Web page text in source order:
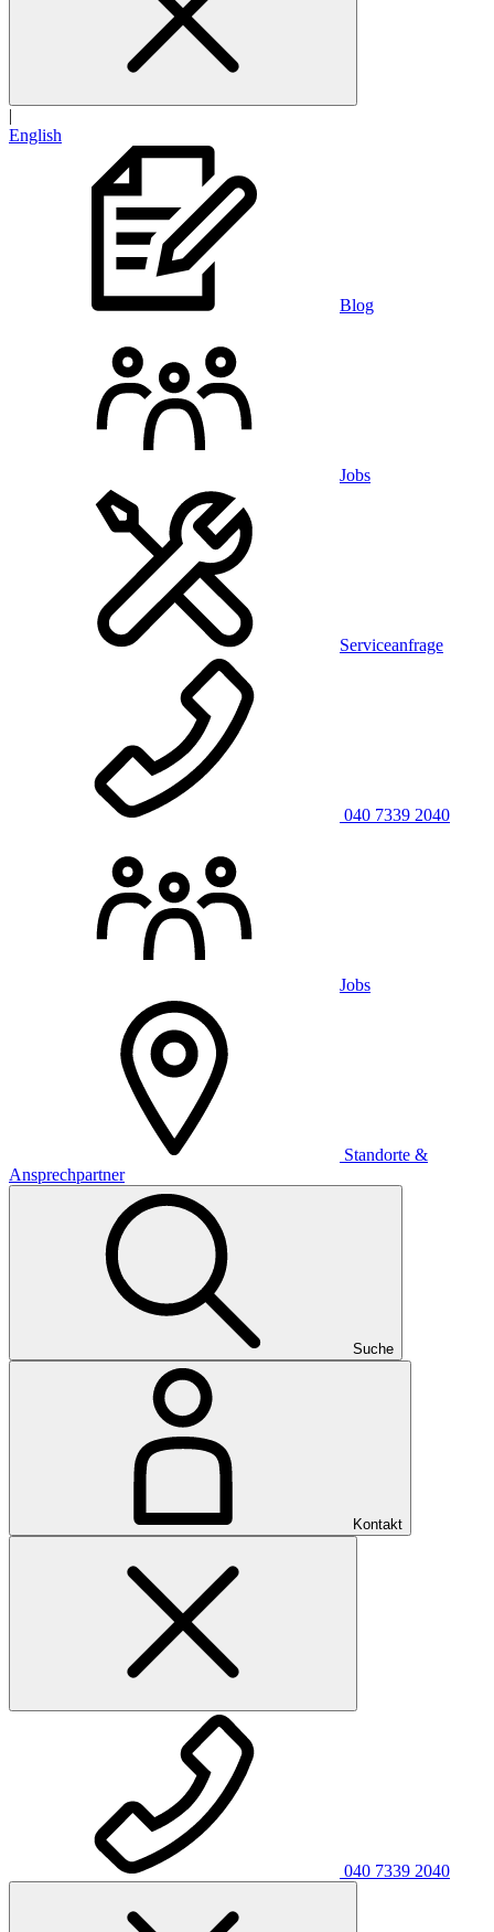
|
English
Blog
Jobs
Serviceanfrage
040 7339 2040
Jobs
Standorte &
Ansprechpartner
Suche
Kontakt
040 7339 2040